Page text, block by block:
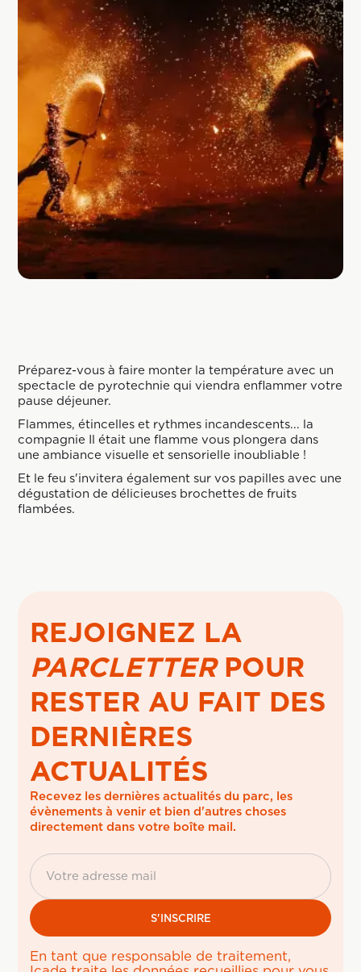
Préparez-vous à faire monter la température avec un
spectacle de pyrotechnie qui viendra enflammer votre
pause déjeuner.
Flammes, étincelles et rythmes incandescents... la
compagnie Il était une flamme vous plongera dans
une ambiance visuelle et sensorielle inoubliable !
Et le feu s'invitera également sur vos papilles avec une
dégustation de délicieuses brochettes de fruits
flambées.
REJOIGNEZ LA
PARCLETTERPOUR
RESTER AU FAIT DES
DERNIÈRES
ACTUALITÉS
Recevez les dernières actualités du parc, les
évènements à venir et bien d'autres choses
directement dans votre boîte mail.
En tant que responsable de traitement,